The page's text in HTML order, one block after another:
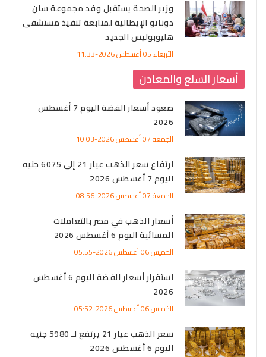
وزير الصحة يستقبل وفد مجموعة سان
دوناتو الإيطالية لمتابعة تنفيذ مستشفى
هليوبوليس الجديد
الأربعاء 05 أغسطس 2026-11:33
أسعار السلع والمعادن
صعود أسعار الفضة اليوم 7 أغسطس
2026
الجمعة 07 أغسطس 2026-10:03
ارتفاع سعر الذهب عيار 21 إلى 6075 جنيه
اليوم 7 أغسطس 2026
الجمعة 07 أغسطس 2026-08:56
أسعار الذهب في مصر بالتعاملات
المسائية اليوم 6 أغسطس 2026
الخميس 06 أغسطس 2026-05:55
استقرار أسعار الفضة اليوم 6 أغسطس
2026
الخميس 06 أغسطس 2026-05:52
سعر الذهب عيار 21 يرتفع لـ 5980 جنيه
اليوم 6 أغسطس 2026